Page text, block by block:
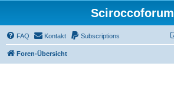
Sciroccoforum
FAQ Kontakt Subscriptions
Foren-Übersicht